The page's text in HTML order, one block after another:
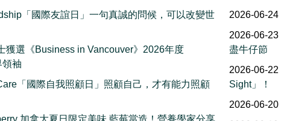
「國際友誼日」一句真誠的問候，可以改變世
獲選《Business in Vancouver》2026年度
領袖
「國際自我照顧日」照顧自己，才有能力照顧
加拿大夏日限定美味 藍莓當造！營養學家分享
2026-06-24
2026-06-23
盡牛仔節
2026-06-22
Sight」！
2026-06-20